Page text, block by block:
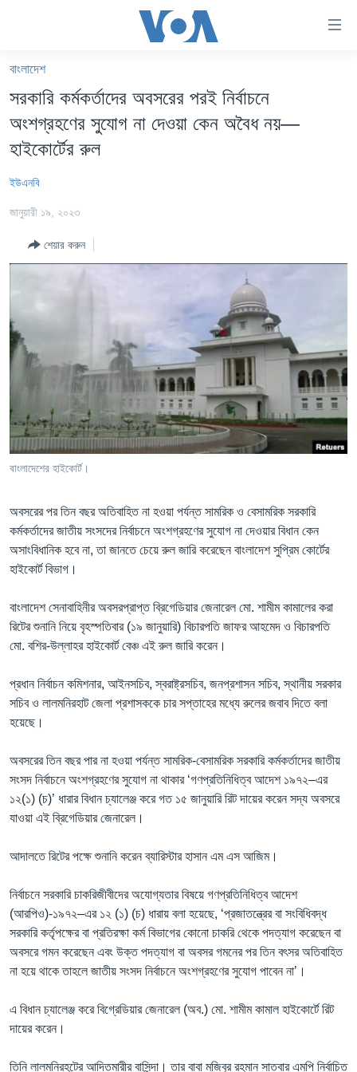
যান।
প্রধান
ন্যাভিগেশনে
যান
যুক্তরাষ্ট্র
টেলিভিশন
ভিডিও
Learning English
FOLLOW US
বাংলাদেশ
সরকারি কর্মকর্তাদের অবসরের পরই নির্বাচনে
অংশগ্রহণের সুযোগ না দেওয়া কেন অবৈধ নয়—
হাইকোর্টের রুল
ইউএনবি
জানুয়ারী ১৯, ২০২৩
শেয়ার করুন
বাংলাদেশের হাইকোর্ট।
অবসরের পর তিন বছর অতিবাহিত না হওয়া পর্যন্ত সামরিক ও বেসামরিক সরকারি
কর্মকর্তাদের জাতীয় সংসদের নির্বাচনে অংশগ্রহণের সুযোগ না দেওয়ার বিধান কেন
অসাংবিধানিক হবে না, তা জানতে চেয়ে রুল জারি করেছেন বাংলাদেশ সুপ্রিম কোর্টের
হাইকোর্ট বিভাগ।
বাংলাদেশ সেনাবাহিনীর অবসরপ্রাপ্ত ব্রিগেডিয়ার জেনারেল মো. শামীম কামালের করা
রিটের শুনানি নিয়ে বৃহস্পতিবার (১৯ জানুয়ারি) বিচারপতি জাফর আহমেদ ও বিচারপতি
মো. বশির-উল্লাহর হাইকোর্ট বেঞ্চ এই রুল জারি করেন।
প্রধান নির্বাচন কমিশনার, আইনসচিব, স্বরাষ্ট্রসচিব, জনপ্রশাসন সচিব, স্থানীয় সরকার
সচিব ও লালমনিরহাট জেলা প্রশাসককে চার সপ্তাহের মধ্যে রুলের জবাব দিতে বলা
হয়েছে।
অবসরের তিন বছর পার না হওয়া পর্যন্ত সামরিক-বেসামরিক সরকারি কর্মকর্তাদের জাতীয়
সংসদ নির্বাচনে অংশগ্রহণের সুযোগ না থাকার ‘গণপ্রতিনিধিত্ব আদেশ ১৯৭২–এর
১২(১) (চ)’ ধারার বিধান চ্যালেঞ্জ করে গত ১৫ জানুয়ারি রিট দায়ের করেন সদ্য অবসরে
যাওয়া এই ব্রিগেডিয়ার জেনারেল।
আদালতে রিটের পক্ষে শুনানি করেন ব্যারিস্টার হাসান এম এস আজিম।
নির্বাচনে সরকারি চাকরিজীবীদের অযোগ্যতার বিষয়ে গণপ্রতিনিধিত্ব আদেশ
(আরপিও)-১৯৭২–এর ১২ (১) (চ) ধারায় বলা হয়েছে, ‘প্রজাতন্ত্রের বা সংবিধিবদ্ধ
সরকারি কর্তৃপক্ষের বা প্রতিরক্ষা কর্ম বিভাগের কোনো চাকরি থেকে পদত্যাগ করেছেন বা
অবসরে গমন করেছেন এবং উক্ত পদত্যাগ বা অবসর গমনের পর তিন বৎসর অতিবাহিত
না হয়ে থাকে তাহলে জাতীয় সংসদ নির্বাচনে অংশগ্রহণের সুযোগ পাবেন না’।
এ বিধান চ্যালেঞ্জ করে বিগ্রেডিয়ার জেনারেল (অব.) মো. শামীম কামাল হাইকোর্টে রিট
দায়ের করেন।
তিনি লালমনিরহটের আদিতমারীর বাসিন্দা। তার বাবা মজিবুর রহমান সাতবার এমপি নির্বাচিত